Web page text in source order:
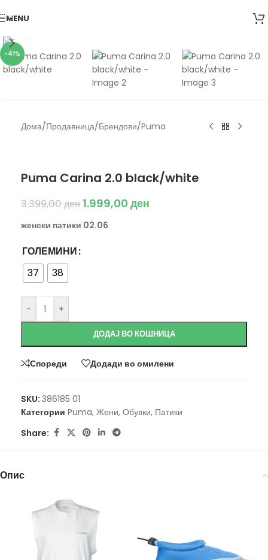
Skip to navigation
Skip to main content
MENU
-41%
Дома/Продавница/Брендови/Puma
Puma Carina 2.0 black/white
3.399,00ден 1.999,00 ден
женски патики 02.06
ГОЛЕМИНИ
37
38
- +
ДОДАЈ ВО КОШНИЦА
Спореди Додади во омилени
SKU: 386185 01
Категории Puma, Жени, Обувки, Патики
Share:
Опис